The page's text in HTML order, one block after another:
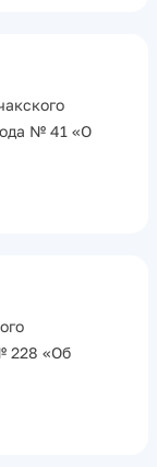
№ 41 «О
228 «Об